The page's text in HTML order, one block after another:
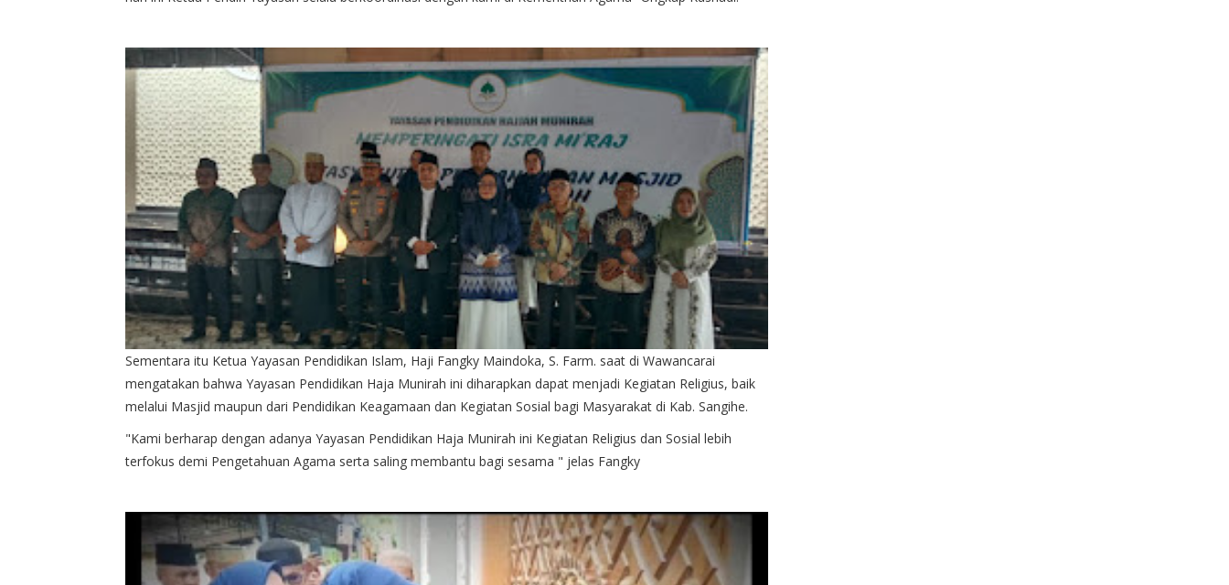
Sementara itu Ketua Yayasan Pendidikan Islam, Haji Fangky Maindoka, S. Farm. saat di Wawancarai
mengatakan bahwa Yayasan Pendidikan Haja Munirah ini diharapkan dapat menjadi Kegiatan Religius, baik
melalui Masjid maupun dari Pendidikan Keagamaan dan Kegiatan Sosial bagi Masyarakat di Kab. Sangihe.
"Kami berharap dengan adanya Yayasan Pendidikan Haja Munirah ini Kegiatan Religius dan Sosial lebih
terfokus demi Pengetahuan Agama serta saling membantu bagi sesama " jelas Fangky